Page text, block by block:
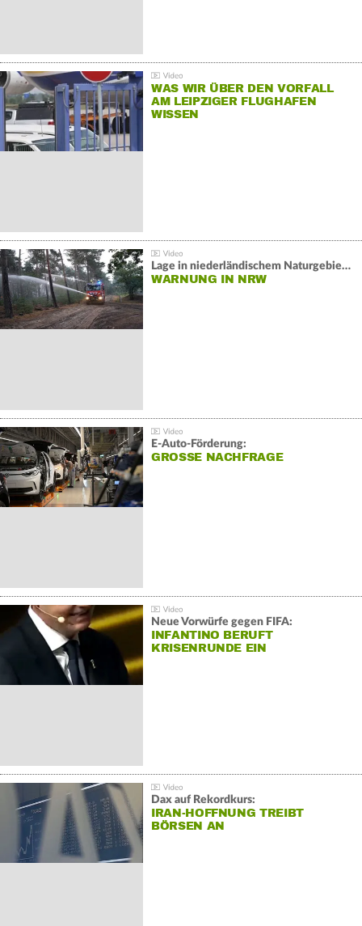
WAS WIR ÜBER DEN VORFALL
AM LEIPZIGER FLUGHAFEN
WISSEN
Lage in niederländischem Naturgebiet stabil
WARNUNG IN NRW
E-Auto-Förderung:
GROSSE NACHFRAGE
Neue Vorwürfe gegen FIFA:
INFANTINO BERUFT
KRISENRUNDE EIN
Dax auf Rekordkurs:
IRAN-HOFFNUNG TREIBT
BÖRSEN AN